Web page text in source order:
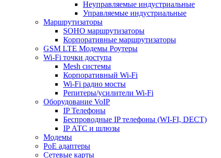
Неуправляемые индустриальные
Управляемые индустриальные
Маршрутизаторы
SOHO маршрутизаторы
Корпоративные маршрутизаторы
GSM LTE Модемы Роутеры
Wi-Fi точки доступа
Mesh системы
Корпоративный Wi-Fi
Wi-Fi радио мосты
Репитеры/усилители Wi-Fi
Оборудование VoIP
IP Телефоны
Беспроводные IP телефоны (WI-FI, DECT)
IP АТС и шлюзы
Модемы
PoE адаптеры
Сетевые карты